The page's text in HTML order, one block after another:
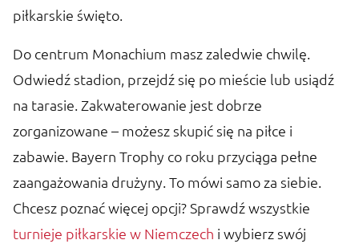
piłkarskie święto.
Do centrum Monachium masz zaledwie chwilę.
Odwiedź stadion, przejdź się po mieście lub usiądź
na tarasie. Zakwaterowanie jest dobrze
zorganizowane – możesz skupić się na piłce i
zabawie. Bayern Trophy co roku przyciąga pełne
zaangażowania drużyny. To mówi samo za siebie.
Chcesz poznać więcej opcji? Sprawdź wszystkie
turnieje piłkarskie w Niemczech i wybierz swój